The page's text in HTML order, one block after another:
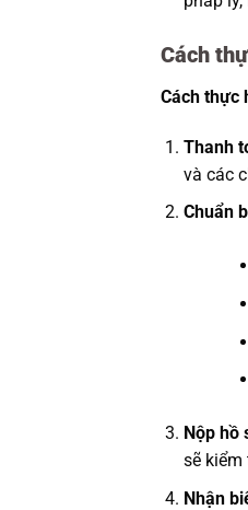
Cách
Cách thực
Thanh
và các
Chuẩn
Nộp hồ
sẽ kiểm
Nhận